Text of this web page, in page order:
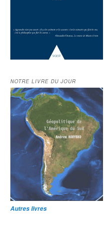
NOTRE LIVRE DU JOUR
Autres livres